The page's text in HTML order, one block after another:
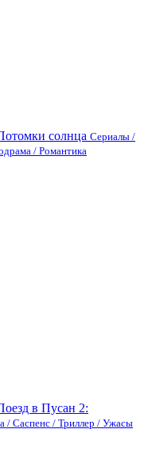
солнца Сериалы /
/ Романтика
в Пусан 2:
/ Саспенс / Триллер / Ужасы